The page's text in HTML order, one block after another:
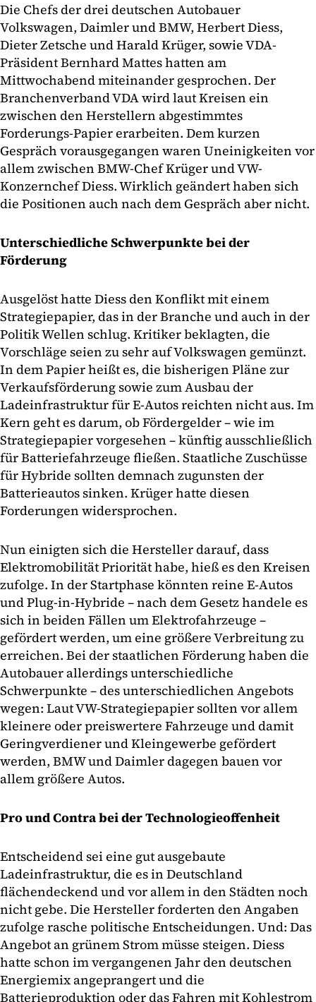
Die Chefs der drei deutschen Autobauer
Volkswagen, Daimler und BMW, Herbert Diess,
Dieter Zetsche und Harald Krüger, sowie VDA-
Präsident Bernhard Mattes hatten am
Mittwochabend miteinander gesprochen. Der
Branchenverband VDA wird laut Kreisen ein
zwischen den Herstellern abgestimmtes
Forderungs-Papier erarbeiten. Dem kurzen
Gespräch vorausgegangen waren Uneinigkeiten vor
allem zwischen BMW-Chef Krüger und VW-
Konzernchef Diess. Wirklich geändert haben sich
die Positionen auch nach dem Gespräch aber nicht.
Unterschiedliche Schwerpunkte bei der
Förderung
Ausgelöst hatte Diess den Konflikt mit einem
Strategiepapier, das in der Branche und auch in der
Politik Wellen schlug. Kritiker beklagten, die
Vorschläge seien zu sehr auf Volkswagen gemünzt.
In dem Papier heißt es, die bisherigen Pläne zur
Verkaufsförderung sowie zum Ausbau der
Ladeinfrastruktur für E-Autos reichten nicht aus. Im
Kern geht es darum, ob Fördergelder – wie im
Strategiepapier vorgesehen – künftig ausschließlich
für Batteriefahrzeuge fließen. Staatliche Zuschüsse
für Hybride sollten demnach zugunsten der
Batterieautos sinken. Krüger hatte diesen
Forderungen widersprochen.
Nun einigten sich die Hersteller darauf, dass
Elektromobilität Priorität habe, hieß es den Kreisen
zufolge. In der Startphase könnten reine E-Autos
und Plug-in-Hybride – nach dem Gesetz handele es
sich in beiden Fällen um Elektrofahrzeuge –
gefördert werden, um eine größere Verbreitung zu
erreichen. Bei der staatlichen Förderung haben die
Autobauer allerdings unterschiedliche
Schwerpunkte – des unterschiedlichen Angebots
wegen: Laut VW-Strategiepapier sollten vor allem
kleinere oder preiswertere Fahrzeuge und damit
Geringverdiener und Kleingewerbe gefördert
werden, BMW und Daimler dagegen bauen vor
allem größere Autos.
Pro und Contra bei der Technologieoffenheit
Entscheidend sei eine gut ausgebaute
Ladeinfrastruktur, die es in Deutschland
flächendeckend und vor allem in den Städten noch
nicht gebe. Die Hersteller forderten den Angaben
zufolge rasche politische Entscheidungen. Und: Das
Angebot an grünem Strom müsse steigen. Diess
hatte schon im vergangenen Jahr den deutschen
Energiemix angeprangert und die
Batterieproduktion oder das Fahren mit Kohlestrom